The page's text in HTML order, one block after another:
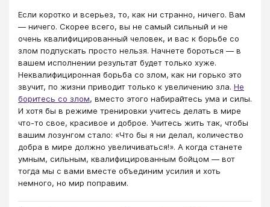
Если коротко и всерьез, то, как ни странно, ничего. Вам
— ничего. Скорее всего, вы не самый сильный и не
очень квалифицированный человек, и вас к борьбе со
злом подпускать просто нельзя. Начнете бороться — в
вашем исполнении результат будет только хуже.
Неквалифициронная борьба со злом, как ни горько это
звучит, по жизни приводит только к увеличению зла. Не
боритесь со злом, вместо этого набирайтесь ума и силы.
И хотя бы в режиме тренировки учитесь делать в мире
что-то свое, красивое и доброе. Учитесь жить так, чтобы
вашим лозунгом стало: «Что бы я ни делал, количество
добра в мире должно увеличиваться!». А когда станете
умным, сильным, квалифицированным бойцом — вот
тогда мы с вами вместе объединим усилия и хоть
немного, но мир поправим.